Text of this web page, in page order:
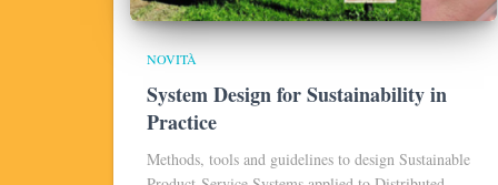
NOVITÀ
System Design for Sustainability in
Practice
Methods, tools and guidelines to design Sustainable